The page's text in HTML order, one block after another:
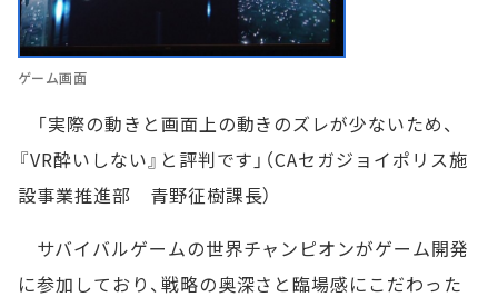
ゲーム画面
「実際の動きと画面上の動きのズレが少ないため、
『VR酔いしない』と評判です」（CAセガジョイポリス施
設事業推進部 青野征樹課長）
サバイバルゲームの世界チャンピオンがゲーム開発
に参加しており、戦略の奥深さと臨場感にこだわった